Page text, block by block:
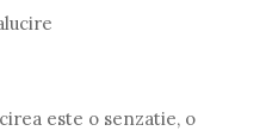
este o senzatie, o